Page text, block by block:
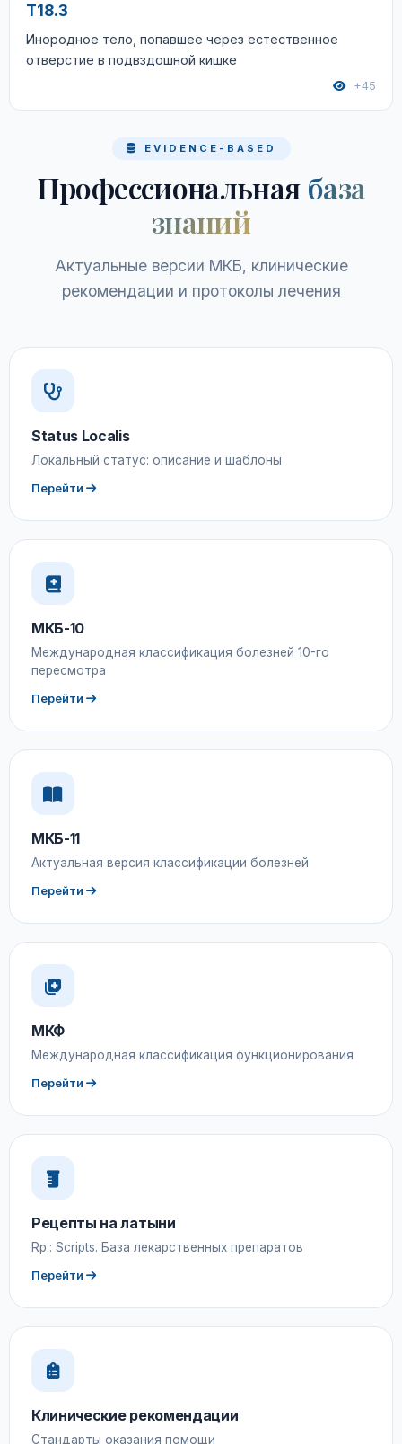
T18.3
Инородное тело, попавшее через естественное
отверстие в подвздошной кишке
+45
EVIDENCE-BASED
Профессиональная база
знаний
Актуальные версии МКБ, клинические
рекомендации и протоколы лечения
Status Localis
Локальный статус: описание и шаблоны
Перейти
МКБ-10
Международная классификация болезней 10-го
пересмотра
Перейти
МКБ-11
Актуальная версия классификации болезней
Перейти
МКФ
Международная классификация функционирования
Перейти
Рецепты на латыни
Rp.: Scripts. База лекарственных препаратов
Перейти
Клинические рекомендации
Стандарты оказания помощи